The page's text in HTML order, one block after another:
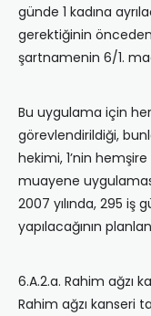
günde 1 kadına
gerektiğinin
şartnamenin 6/1.
Bu uygulama için
görevlendirildiği,
hekimi, 1’nin
muayene
2007 yılında, 295 iş
yapılacağının
6.A.2.a. Rahim ağzı
Rahim ağzı kanseri